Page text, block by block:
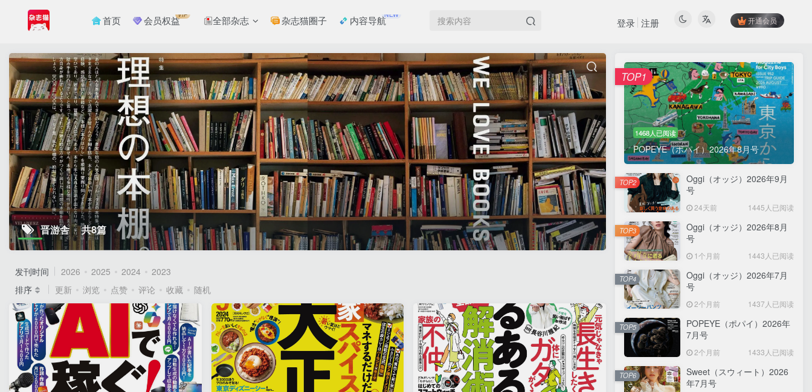
首页 会员权益VIP 全部杂志 杂志猫圈子 内容导航NEW
开通会员
登录 注册
晋游舎 共8篇
发刊时间 2026 2025 2024
2023
排序
更新 浏览 点赞 评论 收藏 随机
1468人已阅读
POPEYE（ポパイ）2026年8月号
TOP1
Oggi（オッジ）2026年9月
号
24天前 1445人已阅读
TOP2
Oggi（オッジ）2026年8月
号
1个月前 1443人已阅读
TOP3
Oggi（オッジ）2026年7月
号
2个月前 1437人已阅读
TOP4
POPEYE（ポパイ）2026年
7月号
2个月前 1433人已阅读
TOP5
Sweet（スウィート）2026
年7月号
TOP6
登录
手机号或邮箱
记住登录 账号密码登录
登录